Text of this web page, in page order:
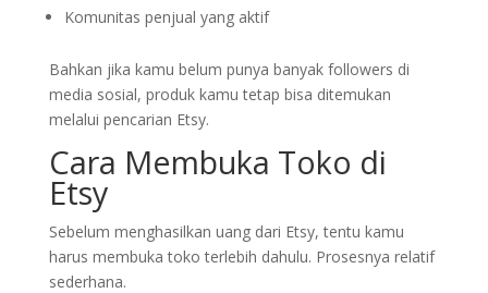
Komunitas penjual yang aktif
Bahkan jika kamu belum punya banyak followers di
media sosial, produk kamu tetap bisa ditemukan
melalui pencarian Etsy.
Cara Membuka Toko di
Etsy
Sebelum menghasilkan uang dari Etsy, tentu kamu
harus membuka toko terlebih dahulu. Prosesnya relatif
sederhana.